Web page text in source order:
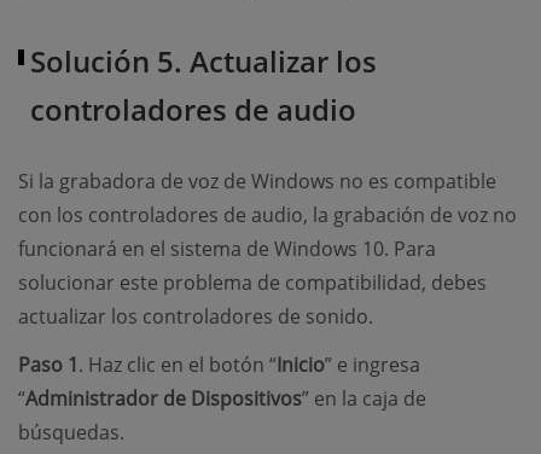
Solución 5. Actualizar los
controladores de audio
Si la grabadora de voz de Windows no es compatible
con los controladores de audio, la grabación de voz no
funcionará en el sistema de Windows 10. Para
solucionar este problema de compatibilidad, debes
actualizar los controladores de sonido.
Paso 1. Haz clic en el botón “Inicio” e ingresa
“Administrador de Dispositivos” en la caja de
búsquedas.